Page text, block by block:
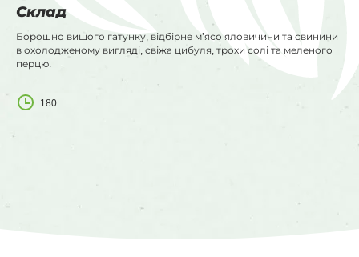
Склад
Борошно вищого гатунку, відбірне м’ясо яловичини та свинини
в охолодженому вигляді, свіжа цибуля, трохи солі та меленого
перцю.
180